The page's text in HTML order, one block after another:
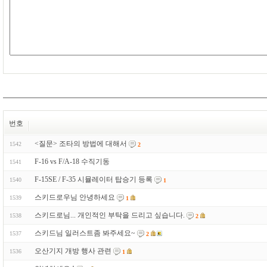
번호
1542 <질문> 조타의 방법에 대해서 2
1541 F-16 vs F/A-18 수직기동
1540 F-15SE / F-35 시뮬레이터 탑승기 등록 1
1539 스키드로우님 안녕하세요 1
1538 스키드로님... 개인적인 부탁을 드리고 싶습니다. 2
1537 스키드님 일러스트좀 봐주세요~ 2
1536 오산기지 개방 행사 관련 1